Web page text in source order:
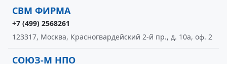
СВМ ФИРМА
+7 (499) 2568261
123317, Москва, Красногвардейский 2-й пр., д. 10а, оф. 2
СОЮЗ-М НПО